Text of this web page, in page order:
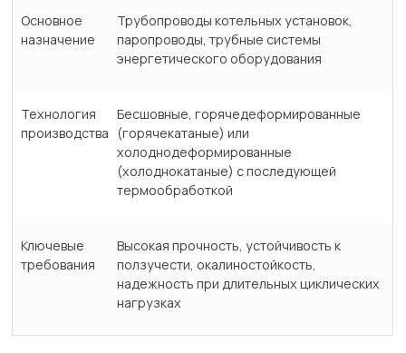
Основное
назначение
Трубопроводы котельных установок,
паропроводы, трубные системы
энергетического оборудования
Технология
производства
Бесшовные, горячедеформированные
(горячекатаные) или
холоднодеформированные
(холоднокатаные) с последующей
термообработкой
Ключевые
требования
Высокая прочность, устойчивость к
ползучести, окалиностойкость,
надежность при длительных циклических
нагрузках